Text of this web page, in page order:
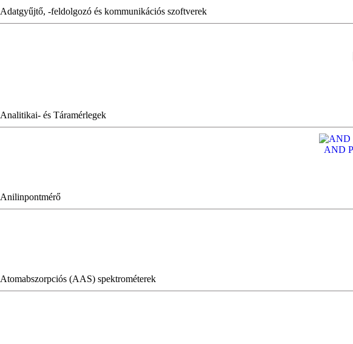
Adatgyűjtő, -feldolgozó és kommunikációs szoftverek
Analitikai- és Táramérlegek
AND
Anilinpontmérő
Atomabszorpciós (AAS) spektrométerek